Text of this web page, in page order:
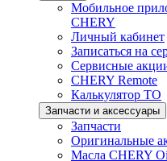
Мобильное
CHERY
Личный кабинет
Записаться на
Сервисные
CHERY Remote
Калькулятор ТО
Запчасти и аксессуары
Запчасти
Оригинальные
Масла CHERY